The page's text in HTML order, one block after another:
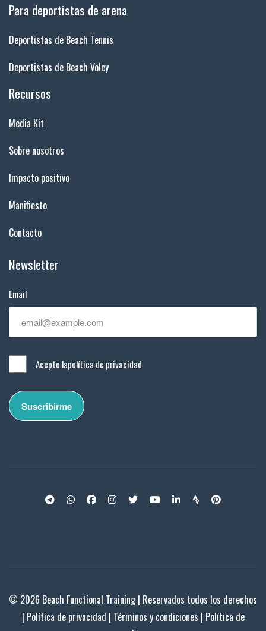
Para deportistas de arena
Deportistas de Beach Tennis
Deportistas de Beach Voley
Recursos
Media Kit
Sobre nosotros
Impacto positivo
Manifiesto
Contacto
Newsletter
Email
Acepto lapolítica de privacidad
© 2026 Beach Functional Training | Reservados todos los derechos
| Política de privacidad | Términos y condiciones | Política de